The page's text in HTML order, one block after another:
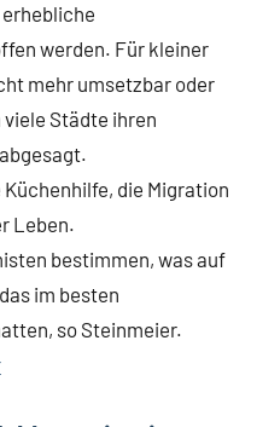
werden. Für kleiner
mehr umsetzbar oder
Städte ihren
die Migration
Leben.
bestimmen, was auf
im besten
so Steinmeier.